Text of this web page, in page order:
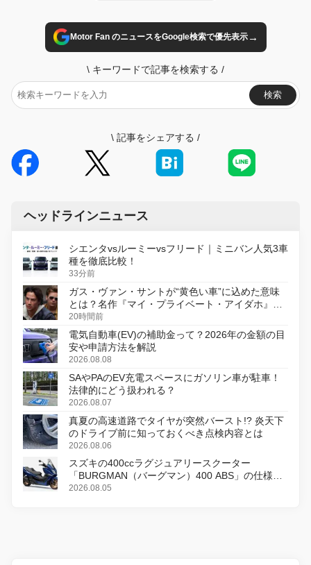
Motor Fan のニュースをGoogle検索で優先表示→
\ キーワードで記事を検索する /
検索
\ 記事をシェアする /
ヘッドラインニュース
シエンタvsルーミーvsフリード｜ミニバン人気3車
種を徹底比較！
33分前
ガス・ヴァン・サントが“黄色い車”に込めた意味
とは？名作『マイ・プライベート・アイダホ』が
初のデジタルリマスター版で復活
20時間前
電気自動車(EV)の補助金って？2026年の金額の目
安や申請方法を解説
2026.08.08
SAやPAのEV充電スペースにガソリン車が駐車！
法律的にどう扱われる？
2026.08.07
真夏の高速道路でタイヤが突然バースト!? 炎天下
のドライブ前に知っておくべき点検内容とは
2026.08.06
スズキの400ccラグジュアリースクーター
「BURGMAN（バーグマン）400 ABS」の仕様を
変更し、8月18日に発売
2026.08.05